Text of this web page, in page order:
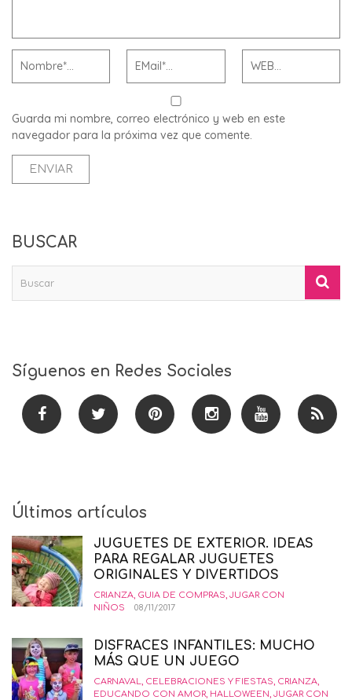
Guarda mi nombre, correo electrónico y web en este
navegador para la próxima vez que comente.
BUSCAR
Síguenos en Redes Sociales
Últimos artículos
JUGUETES DE EXTERIOR. IDEAS
PARA REGALAR JUGUETES
ORIGINALES Y DIVERTIDOS
CRIANZA, GUIA DE COMPRAS, JUGAR CON
NIÑOS
08/11/2017
DISFRACES INFANTILES: MUCHO
MÁS QUE UN JUEGO
CARNAVAL, CELEBRACIONES Y FIESTAS, CRIANZA,
EDUCANDO CON AMOR, HALLOWEEN, JUGAR CON